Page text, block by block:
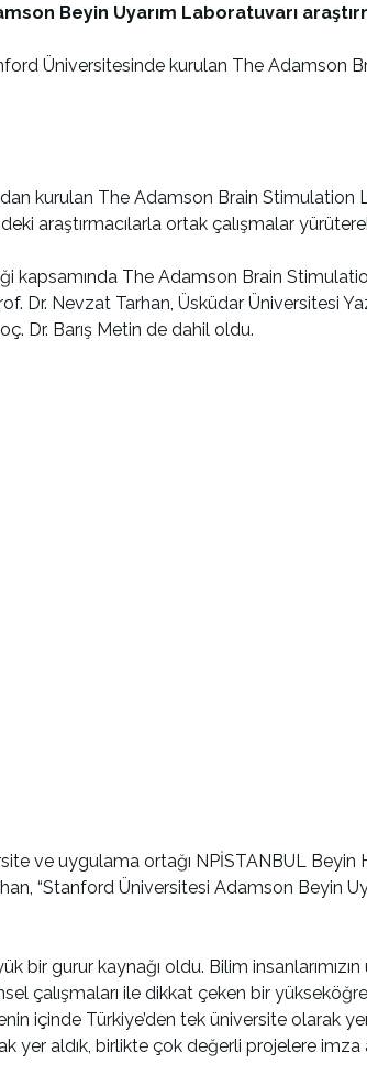
Beyin Uyarım Laboratuvarı
Üniversitesinde kurulan The Adamson
kurulan The Adamson Brain
araştırmacılarla ortak çalışmalar
kapsamında The Adamson Brain
Dr. Nevzat Tarhan, Üsküdar Üniversitesi
Dr. Barış Metin de dahil oldu.
ve uygulama ortağı NPİSTANBUL Beyin
“Stanford Üniversitesi Adamson Beyin
bir gurur kaynağı oldu. Bilim
çalışmaları ile dikkat çeken bir
içinde Türkiye’den tek üniversite olarak
yer aldık, birlikte çok değerli projelere imza